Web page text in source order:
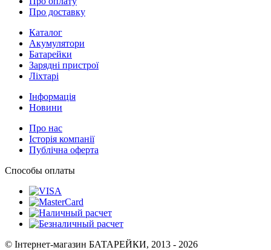
Про доставку
Каталог
Акумулятори
Батарейки
Зарядні пристрої
Ліхтарі
Інформація
Новини
Про нас
Історія компанії
Публічна оферта
Способы оплаты
© Інтернет-магазин БАТАРЕЙКИ, 2013 - 2026